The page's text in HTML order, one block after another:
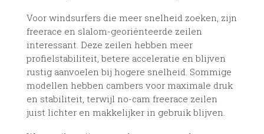
Voor windsurfers die meer snelheid zoeken, zijn
freerace en slalom-georiënteerde zeilen
interessant. Deze zeilen hebben meer
profielstabiliteit, betere acceleratie en blijven
rustig aanvoelen bij hogere snelheid. Sommige
modellen hebben cambers voor maximale druk
en stabiliteit, terwijl no-cam freerace zeilen
juist lichter en makkelijker in gebruik blijven.